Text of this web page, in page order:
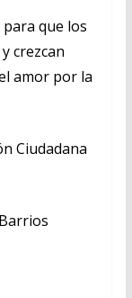
que los
crezcan
amor por la
Ciudadana